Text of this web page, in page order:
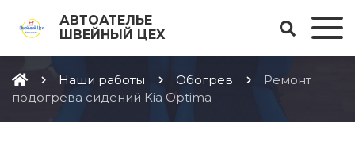
АВТОАТЕЛЬЕ
ШВЕЙНЫЙ ЦЕХ
Наши работы Обогрев
Ремонт
подогрева сидений Kia Optima